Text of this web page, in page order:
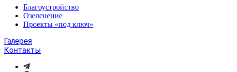
Благоустройство
Озеленение
Проекты «под ключ»
Галерея
Контакты